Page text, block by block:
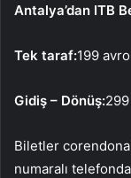
Antalya’dan ITB
Tek taraf:199 avro
Gidiş – Dönüş:
Biletler
numaralı